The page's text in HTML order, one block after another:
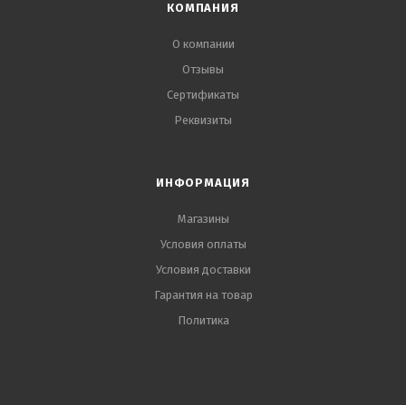
КОМПАНИЯ
О компании
Отзывы
Сертификаты
Реквизиты
ИНФОРМАЦИЯ
Магазины
Условия оплаты
Условия доставки
Гарантия на товар
Политика